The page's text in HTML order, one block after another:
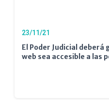
23/11/21
El Poder Judicial
web sea accesible a las